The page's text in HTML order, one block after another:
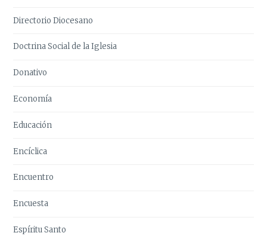
Directorio Diocesano
Doctrina Social de la Iglesia
Donativo
Economía
Educación
Encíclica
Encuentro
Encuesta
Espíritu Santo